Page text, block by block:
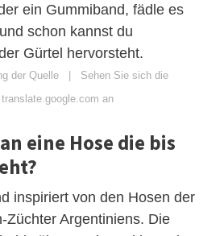
ein Gummiband, fädle es
schon kannst du
Gürtel hervorsteht.
der Quelle | Sehen Sie sich die
an
eine Hose die bis
inspiriert von den Hosen der
Züchter Argentiniens. Die